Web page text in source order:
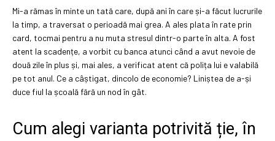
Mi-a rămas în minte un tată care, după ani în care și-a făcut lucrurile
la timp, a traversat o perioadă mai grea. A ales plata în rate prin
card, tocmai pentru a nu muta stresul dintr-o parte în alta. A fost
atent la scadențe, a vorbit cu banca atunci când a avut nevoie de
două zile în plus și, mai ales, a verificat atent că polița lui e valabilă
pe tot anul. Ce a câștigat, dincolo de economie? Liniștea de a-și
duce fiul la școală fără un nod în gât.
Cum alegi varianta potrivită ție, în